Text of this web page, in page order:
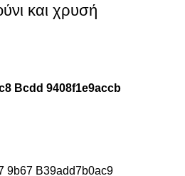
και χρυσή